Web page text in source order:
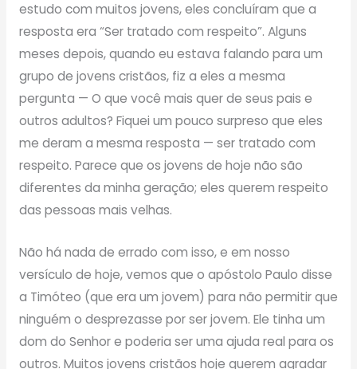
estudo com muitos jovens, eles concluíram que a
resposta era “Ser tratado com respeito”. Alguns
meses depois, quando eu estava falando para um
grupo de jovens cristãos, fiz a eles a mesma
pergunta — O que você mais quer de seus pais e
outros adultos? Fiquei um pouco surpreso que eles
me deram a mesma resposta — ser tratado com
respeito. Parece que os jovens de hoje não são
diferentes da minha geração; eles querem respeito
das pessoas mais velhas.
Não há nada de errado com isso, e em nosso
versículo de hoje, vemos que o apóstolo Paulo disse
a Timóteo (que era um jovem) para não permitir que
ninguém o desprezasse por ser jovem. Ele tinha um
dom do Senhor e poderia ser uma ajuda real para os
outros. Muitos jovens cristãos hoje querem agradar